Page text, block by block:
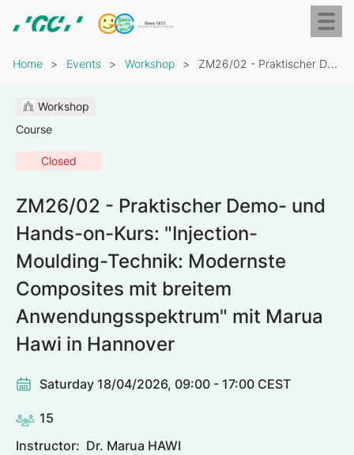
content
Europe
Breadcrumb
Home Events Workshop ZM26/02 - Praktischer Demo- und Hands-on-Kurs: "Injection-Moulding-Technik: Modernste…
Workshop
Course
Closed
ZM26/02 - Praktischer Demo- und
Hands-on-Kurs: "Injection-
Moulding-Technik: Modernste
Composites mit breitem
Anwendungsspektrum" mit Marua
Hawi in Hannover
Saturday 18/04/2026, 09:00 - 17:00 CEST
15
Instructor: Dr. Marua HAWI